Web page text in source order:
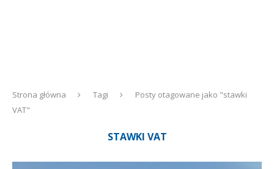
Strona główna Tagi
Posty otagowane jako "stawki
VAT"
STAWKI VAT